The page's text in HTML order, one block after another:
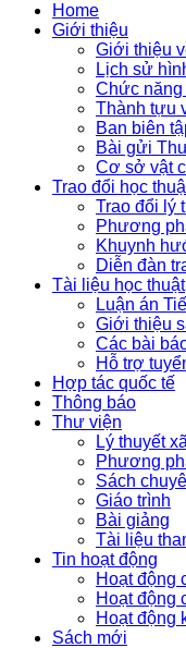
Home
Giới thiệu
Giới thiệu
Lịch sử
Chức năng
Thành tựu
Ban biên
Bài gửi
Cơ sở vật
Trao đổi học
Trao đổi lý
Phương
Khuynh
Diễn đàn
Tài liệu học thuật
Luận án
Giới thiệu
Các bài
Hỗ trợ
Hợp tác quốc tế
Thông báo
Thư viện
Lý thuyết
Phương
Sách
Giáo trình
Bài giảng
Tài liệu
Tin hoạt động
Hoạt động
Hoạt động
Hoạt động
Sách mới